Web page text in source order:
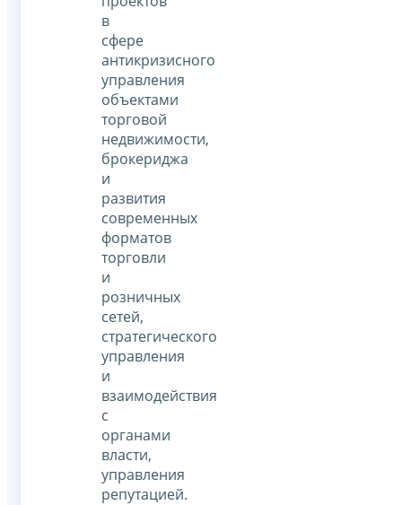
в
сфере
антикризисного
управления
объектами
торговой
недвижимости,
брокериджа
и
развития
современных
форматов
торговли
и
розничных
сетей,
стратегического
управления
и
взаимодействия
с
органами
власти,
управления
репутацией.